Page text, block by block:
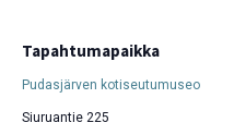
Tapahtumapaikka
Pudasjärven kotiseutumuseo
Siuruantie 225